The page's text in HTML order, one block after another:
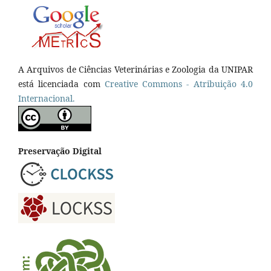
A Arquivos de Ciências Veterinárias e Zoologia da UNIPAR
está licenciada com Creative Commons - Atribuição 4.0
Internacional.
Preservação Digital